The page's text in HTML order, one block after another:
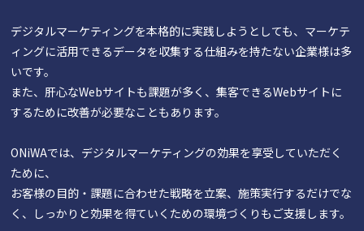
デジタルマーケティングを本格的に実践しようとしても、マーケテ
ィングに活用できるデータを収集する仕組みを持たない企業様は多
いです。
また、肝心なWebサイトも課題が多く、集客できるWebサイトに
するために改善が必要なこともあります。
ONiWAでは、デジタルマーケティングの効果を享受していただく
ために、
お客様の目的・課題に合わせた戦略を立案、施策実行するだけでな
く、しっかりと効果を得ていくための環境づくりもご支援します。